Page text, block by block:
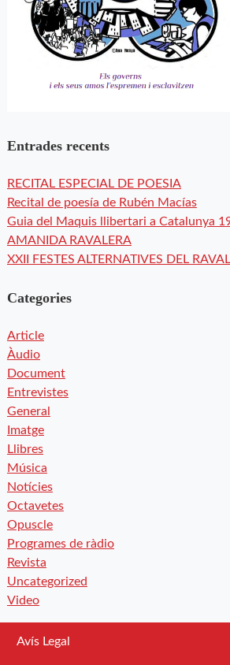
Entrades recents
RECITAL ESPECIAL DE POESIA
Recital de poesía de Rubén Macías
Guia del Maquis llibertari a Catalunya
AMANIDA RAVALERA
XXII FESTES ALTERNATIVES DEL RAVAL
Categories
Article
Àudio
Document
Entrevistes
General
Imatge
Llibres
Música
Notícies
Octavetes
Opuscle
Programes de ràdio
Revista
Uncategorized
Video
Avís Legal